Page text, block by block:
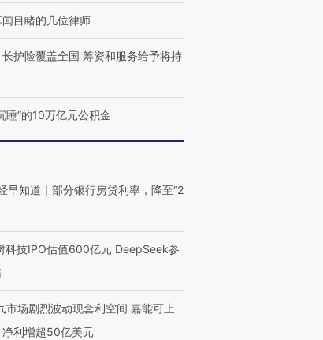
博
产
【特别呈现】寻找100种
有意思的生活方式·第三对
住三大增长引擎是什么？
闻目睹的几位律师
长护险覆盖全国 筹资和服务给予将持
睡”的10万亿元公积金
早知道｜部分银行房贷利率，降至“2
科技IPO估值600亿元 DeepSeek参
市场剧烈波动现套利空间 嘉能可上
利增超50亿美元